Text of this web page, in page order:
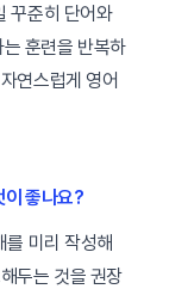
꾸준히 단어와
훈련을 반복하
연스럽게 영어
이 좋나요?
미리 작성해
두는 것을 권장